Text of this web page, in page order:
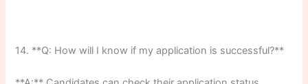
14. **Q: How will I know if my application is successful?**